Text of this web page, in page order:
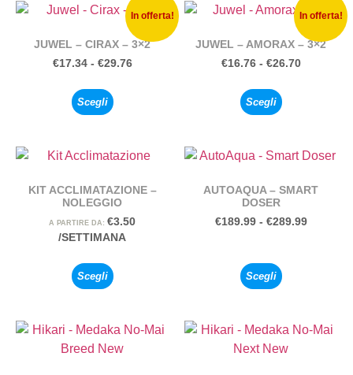
In offerta!
JUWEL – CIRAX – 3×2
€17.34 - €29.76
Scegli
In offerta!
JUWEL – AMORAX – 3×2
€16.76 - €26.70
Scegli
KIT ACCLIMATAZIONE –
NOLEGGIO
A PARTIRE DA: €3.50
/SETTIMANA
Scegli
AUTOAQUA – SMART
DOSER
€189.99 - €289.99
Scegli